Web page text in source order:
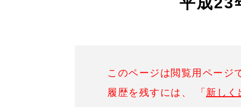
このページは閲覧用ページ
履歴を残すには、 「 新しく